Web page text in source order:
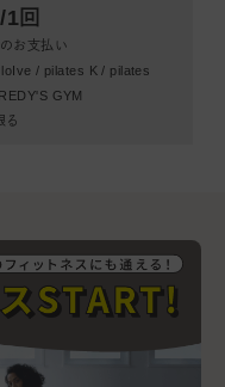
/1回
お支払い
/ pilates K / pilates
GYM
る